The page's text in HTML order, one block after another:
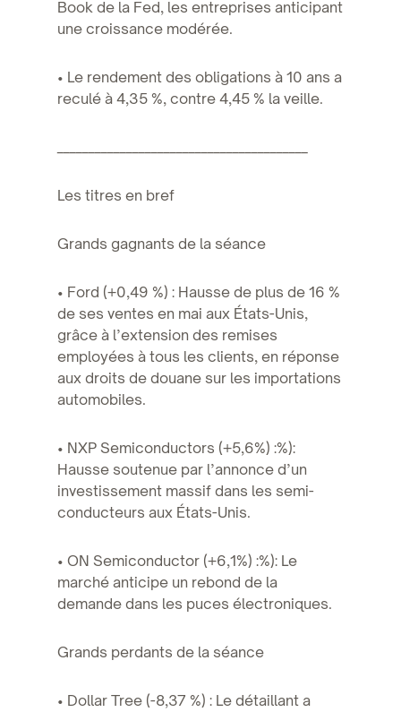
Book de la Fed, les entreprises anticipant
une croissance modérée.
• Le rendement des obligations à 10 ans a
reculé à 4,35 %, contre 4,45 % la veille.
Les titres en bref
Grands gagnants de la séance
• Ford (+0,49 %) : Hausse de plus de 16 %
de ses ventes en mai aux États-Unis,
grâce à l’extension des remises
employées à tous les clients, en réponse
aux droits de douane sur les importations
automobiles.
• NXP Semiconductors (+5,6%) :%):
Hausse soutenue par l’annonce d’un
investissement massif dans les semi-
conducteurs aux États-Unis.
• ON Semiconductor (+6,1%) :%): Le
marché anticipe un rebond de la
demande dans les puces électroniques.
Grands perdants de la séance
• Dollar Tree (-8,37 %) : Le détaillant a